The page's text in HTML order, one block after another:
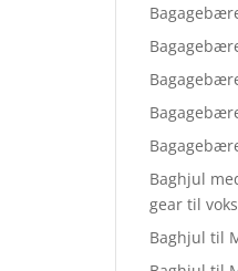
Baghjul
gear til
Baghjul til